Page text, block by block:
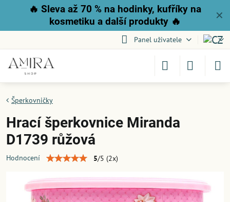
✕
🔥 Sleva až 70 % na hodinky, kufříky na
kosmetiku a další produkty 🔥
Panel uživatele
Šperkovničky
Hrací šperkovnice Miranda
D1739 růžová
Hodnocení 5/5 (2x)